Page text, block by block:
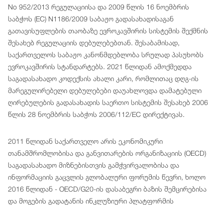
No 952/2013 რეგულაციისა და 2009 წლის 16 ნოემბრის
საბჭოს (EC) N1186/2009 საბაჟო გადასახადისაგან
გათავისუფლების თაობაზე ევროკავშირის სისტემის შექმნის
შესახებ რეგულაციის დებულებებთან. შესაბამისად,
საქართველოს საბაჟო კანონმდებლობა სრულად პასუხობს
ევროკავშირის სტანდარტებს. 2021 წლიდან ამოქმედდა
საგადასახადო კოდექსის ახალი კარი, რომლითაც დღგ-ის
მარეგულირებელი დებულებები დაუახლოვდა დამატებული
ღირებულების გადასახადის საერთო სისტემის შესახებ 2006
წლის 28 ნოემბრის საბჭოს 2006/112/EC დირექტივას.
2011 წლიდან საქართველო არის ეკონომიკური
თანამშრომლობისა და განვითარების ორგანიზაციის (OECD)
საგადასახადო მიზნებისთვის გამჭვირვალობისა და
ინფორმაციის გაცვლის გლობალური ფორუმის წევრი, ხოლო
2016 წლიდან - OECD/G20-ის დასაბეგრი ბაზის შემცირებისა
და მოგების გადატანის ინკლუზიური პლატფორმის